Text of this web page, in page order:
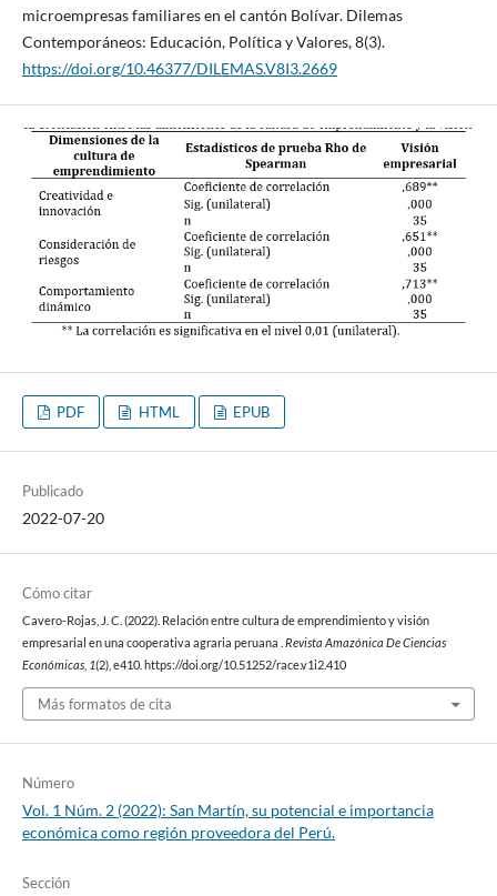
microempresas familiares en el cantón Bolívar. Dilemas
Contemporáneos: Educación, Política y Valores, 8(3).
https://doi.org/10.46377/DILEMAS.V8I3.2669
PDF HTML EPUB
Publicado
2022-07-20
Cómo citar
Cavero-Rojas, J. C. (2022). Relación entre cultura de emprendimiento y visión
empresarial en una cooperativa agraria peruana . Revista Amazónica De Ciencias
Económicas, 1(2), e410. https://doi.org/10.51252/race.v1i2.410
Más formatos de cita
Número
Vol. 1 Núm. 2 (2022): San Martín, su potencial e importancia
económica como región proveedora del Perú.
Sección